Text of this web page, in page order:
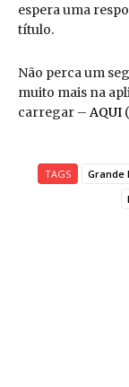
espera uma
título.
Não perca um
muito mais na
carregar – AQUI
TAGS Grande